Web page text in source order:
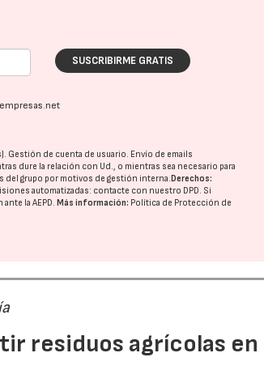
SUSCRIBIRME GRATIS
Gestión de cuenta de usuario. Envío de emails
dure la relación con Ud., o mientras sea necesario para
del grupo por motivos de gestión interna. Derechos:
automatizadas: contacte con nuestro DPD. Si
ante laAEPD. Más información: Política de Protección de
residuos agrícolas en